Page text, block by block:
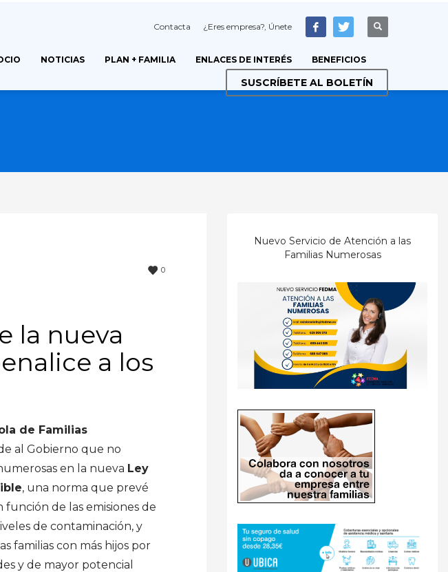
Contacta ¿Eres empresa?, Únete
NOTICIAS PLAN + FAMILIA ENLACES DE INTERÉS BENEFICIOS
SUSCRÍBETE AL BOLETÍN
0
la nueva
a los
de Familias
al Gobierno que no
en la nueva Ley
, una norma que prevé
de las emisiones de
de contaminación, y
familias con más hijos por
y de mayor potencial
Nuevo Servicio de Atención a las
Familias Numerosas